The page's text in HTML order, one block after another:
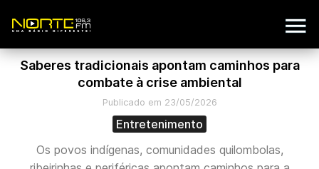
Saberes tradicionais apontam caminhos para
combate à crise ambiental
Publicado em 23/05/2026
Entretenimento
Os povos indígenas, comunidades quilombolas,